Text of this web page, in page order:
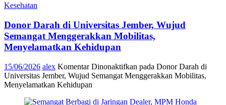
Kesehatan
Donor Darah di Universitas Jember, Wujud
Semangat Menggerakkan Mobilitas,
Menyelamatkan Kehidupan
15/06/2026 alex Komentar Dinonaktifkan pada Donor Darah di
Universitas Jember, Wujud Semangat Menggerakkan Mobilitas,
Menyelamatkan Kehidupan